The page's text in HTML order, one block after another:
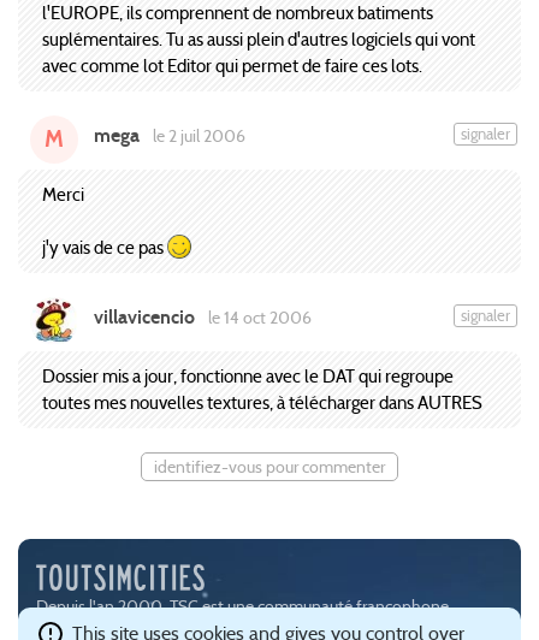
l'EUROPE, ils comprennent de nombreux batiments
suplémentaires. Tu as aussi plein d'autres logiciels qui vont
avec comme lot Editor qui permet de faire ces lots.
M mega le 2 juil 2006 signaler
Merci
j'y vais de ce pas
villavicencio le 14 oct 2006 signaler
Dossier mis a jour, fonctionne avec le DAT qui regroupe
toutes mes nouvelles textures, à télécharger dans AUTRES
identifiez-vous pour commenter
Depuis l'an 2000, TSC est une communauté francophone
passionnée par les jeux de simulation urbaine, notamment
This site uses cookies and gives you control over